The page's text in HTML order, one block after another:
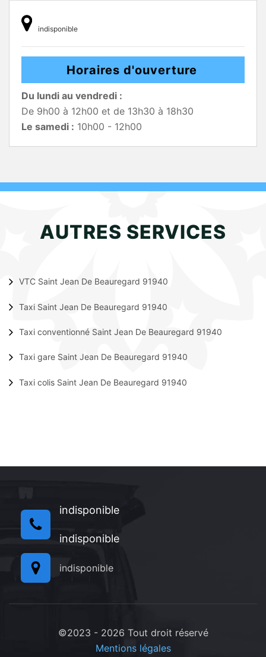
indisponible
Horaires d'ouverture
Du lundi au vendredi :
De 9h00 à 12h00 et de 13h30 à 18h30
Le samedi : 10h00 - 12h00
AUTRES SERVICES
VTC Saint Jean De Beauregard 91940
Taxi Saint Jean De Beauregard 91940
Taxi conventionné Saint Jean De Beauregard 91940
Taxi gare Saint Jean De Beauregard 91940
Taxi colis Saint Jean De Beauregard 91940
indisponible
indisponible
indisponible
©2023 - 2026 Tout droit réservé
Mentions légales